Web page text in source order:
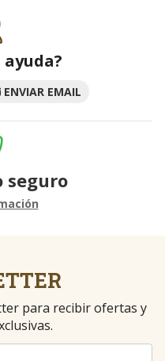
ayuda?
ENVIAR EMAIL
seguro
para recibir ofertas y